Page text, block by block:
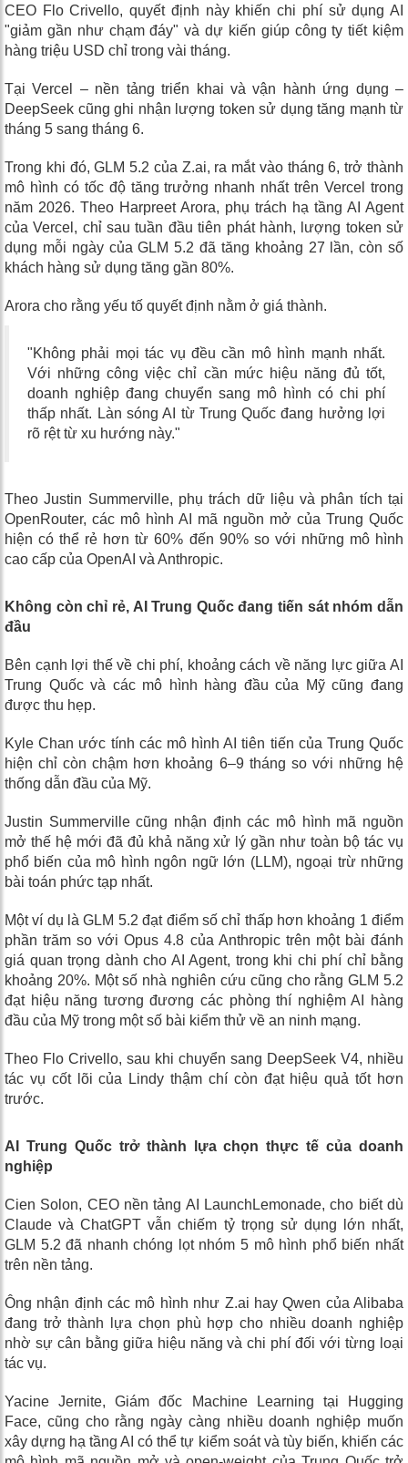
CEO Flo Crivello, quyết định này khiến chi phí sử dụng AI
"giảm gần như chạm đáy" và dự kiến giúp công ty tiết kiệm
hàng triệu USD chỉ trong vài tháng.
Tại Vercel – nền tảng triển khai và vận hành ứng dụng –
DeepSeek cũng ghi nhận lượng token sử dụng tăng mạnh từ
tháng 5 sang tháng 6.
Trong khi đó, GLM 5.2 của Z.ai, ra mắt vào tháng 6, trở thành
mô hình có tốc độ tăng trưởng nhanh nhất trên Vercel trong
năm 2026. Theo Harpreet Arora, phụ trách hạ tầng AI Agent
của Vercel, chỉ sau tuần đầu tiên phát hành, lượng token sử
dụng mỗi ngày của GLM 5.2 đã tăng khoảng 27 lần, còn số
khách hàng sử dụng tăng gần 80%.
Arora cho rằng yếu tố quyết định nằm ở giá thành.
"Không phải mọi tác vụ đều cần mô hình mạnh nhất.
Với những công việc chỉ cần mức hiệu năng đủ tốt,
doanh nghiệp đang chuyển sang mô hình có chi phí
thấp nhất. Làn sóng AI từ Trung Quốc đang hưởng lợi
rõ rệt từ xu hướng này."
Theo Justin Summerville, phụ trách dữ liệu và phân tích tại
OpenRouter, các mô hình AI mã nguồn mở của Trung Quốc
hiện có thể rẻ hơn từ 60% đến 90% so với những mô hình
cao cấp của OpenAI và Anthropic.
Không còn chỉ rẻ, AI Trung Quốc đang tiến sát nhóm dẫn
đầu
Bên cạnh lợi thế về chi phí, khoảng cách về năng lực giữa AI
Trung Quốc và các mô hình hàng đầu của Mỹ cũng đang
được thu hẹp.
Kyle Chan ước tính các mô hình AI tiên tiến của Trung Quốc
hiện chỉ còn chậm hơn khoảng 6–9 tháng so với những hệ
thống dẫn đầu của Mỹ.
Justin Summerville cũng nhận định các mô hình mã nguồn
mở thế hệ mới đã đủ khả năng xử lý gần như toàn bộ tác vụ
phổ biến của mô hình ngôn ngữ lớn (LLM), ngoại trừ những
bài toán phức tạp nhất.
Một ví dụ là GLM 5.2 đạt điểm số chỉ thấp hơn khoảng 1 điểm
phần trăm so với Opus 4.8 của Anthropic trên một bài đánh
giá quan trọng dành cho AI Agent, trong khi chi phí chỉ bằng
khoảng 20%. Một số nhà nghiên cứu cũng cho rằng GLM 5.2
đạt hiệu năng tương đương các phòng thí nghiệm AI hàng
đầu của Mỹ trong một số bài kiểm thử về an ninh mạng.
Theo Flo Crivello, sau khi chuyển sang DeepSeek V4, nhiều
tác vụ cốt lõi của Lindy thậm chí còn đạt hiệu quả tốt hơn
trước.
AI Trung Quốc trở thành lựa chọn thực tế của doanh
nghiệp
Cien Solon, CEO nền tảng AI LaunchLemonade, cho biết dù
Claude và ChatGPT vẫn chiếm tỷ trọng sử dụng lớn nhất,
GLM 5.2 đã nhanh chóng lọt nhóm 5 mô hình phổ biến nhất
trên nền tảng.
Ông nhận định các mô hình như Z.ai hay Qwen của Alibaba
đang trở thành lựa chọn phù hợp cho nhiều doanh nghiệp
nhờ sự cân bằng giữa hiệu năng và chi phí đối với từng loại
tác vụ.
Yacine Jernite, Giám đốc Machine Learning tại Hugging
Face, cũng cho rằng ngày càng nhiều doanh nghiệp muốn
xây dựng hạ tầng AI có thể tự kiểm soát và tùy biến, khiến các